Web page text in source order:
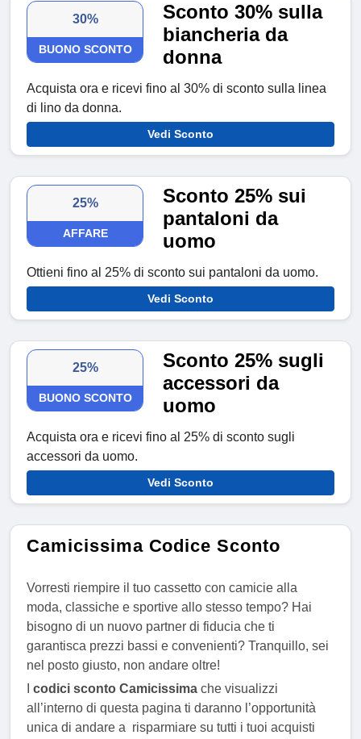
30%
BUONO SCONTO
Sconto 30% sulla
biancheria da
donna
Acquista ora e ricevi fino al 30% di sconto sulla linea
di lino da donna.
Vedi Sconto
25%
AFFARE
Sconto 25% sui
pantaloni da
uomo
Ottieni fino al 25% di sconto sui pantaloni da uomo.
Vedi Sconto
25%
BUONO SCONTO
Sconto 25% sugli
accessori da
uomo
Acquista ora e ricevi fino al 25% di sconto sugli
accessori da uomo.
Vedi Sconto
Camicissima Codice Sconto
Vorresti riempire il tuo cassetto con camicie alla
moda, classiche e sportive allo stesso tempo? Hai
bisogno di un nuovo partner di fiducia che ti
garantisca prezzi bassi e convenienti? Tranquillo, sei
nel posto giusto, non andare oltre!
codici sconto Camicissima che visualizzi
all’interno di questa pagina ti daranno l’opportunità
unica di andare a risparmiare su tutti i tuoi acquisti